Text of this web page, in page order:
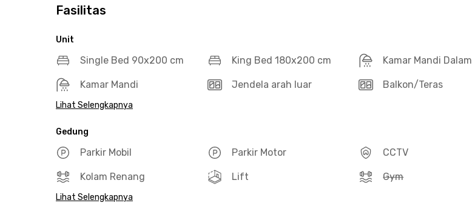
Fasilitas
Unit
Single Bed 90x200 cm King Bed 180x200 cm Kamar Mandi Dalam
Kamar Mandi Jendela arah luar Balkon/Teras
Lihat Selengkapnya
Gedung
Parkir Mobil Parkir Motor CCTV
Kolam Renang Lift Gym
Lihat Selengkapnya